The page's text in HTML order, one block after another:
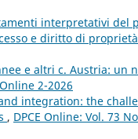
interpretativi
e diritto di proprietà
e altri c. Austria: un
2-2026
integration: the
, DPCE Online: Vol. 73